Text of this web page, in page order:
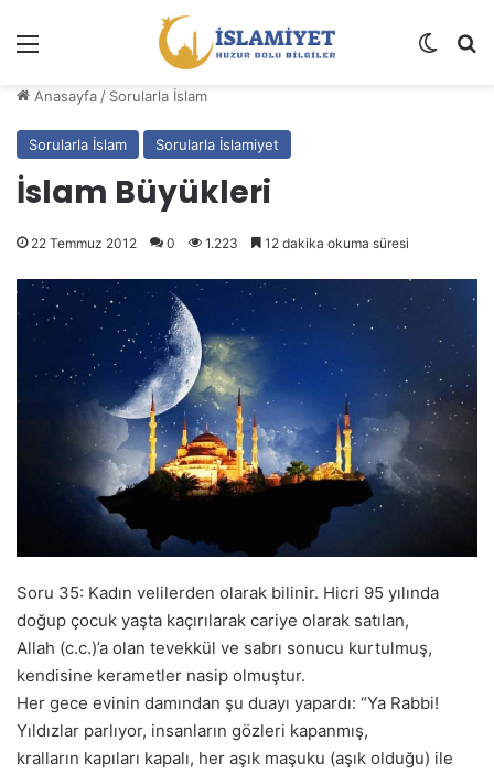
Dış
Anasayfa / Sorularla İslam
Sorularla İslam Sorularla İslamiyet
İslam Büyükleri
22 Temmuz 2012 0 1.223 12 dakika okuma süresi
Soru 35: Kadın velilerden olarak bilinir. Hicri 95 yılında
doğup çocuk yaşta kaçırılarak cariye olarak satılan,
Allah (c.c.)’a olan tevekkül ve sabrı sonucu kurtulmuş,
kendisine kerametler nasip olmuştur.
Her gece evinin damından şu duayı yapardı: “Ya Rabbi!
Yıldızlar parlıyor, insanların gözleri kapanmış,
kralların kapıları kapalı, her aşık maşuku (aşık olduğu) ile